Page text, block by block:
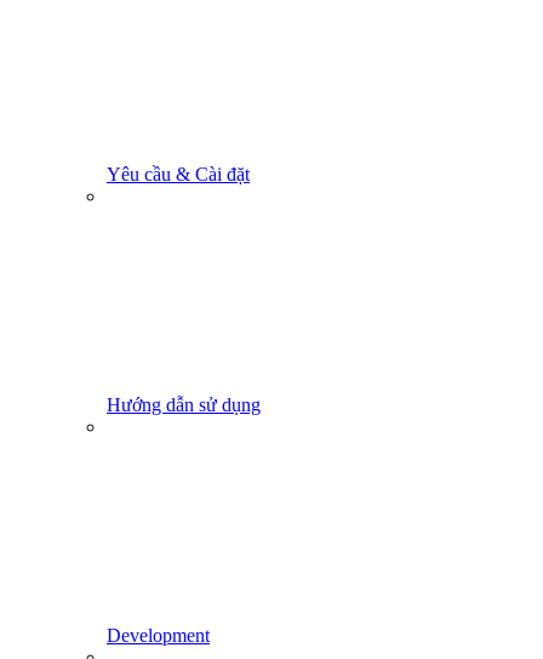
Yêu cầu & Cài đặt
Hướng dẫn sử dụng
Development